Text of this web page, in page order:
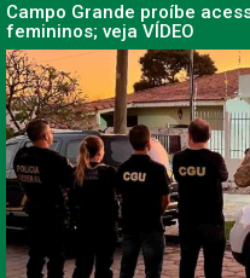
Campo Grande proíbe
femininos; veja VÍDEO